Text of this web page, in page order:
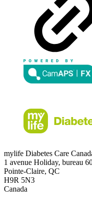
mylife Diabetes Care
1 avenue Holiday, bureau
Pointe-Claire, QC
H9R 5N3
Canada